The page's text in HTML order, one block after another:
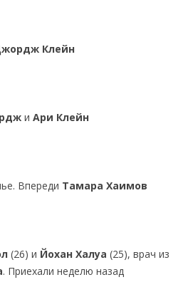
Клейн
и Ари Клейн
Впереди Тамара Хаимов
(26) и Йохан Халуа (25), врач из
. Приехали неделю назад